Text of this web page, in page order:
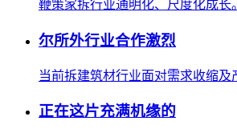
鞭策家拆行业通明化、尺度化成
尔所外行业合作激烈
当前拆建筑材行业面对需求收缩
正在这片充满机缘的